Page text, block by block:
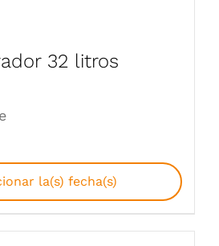
32 litros
la(s) fecha(s)